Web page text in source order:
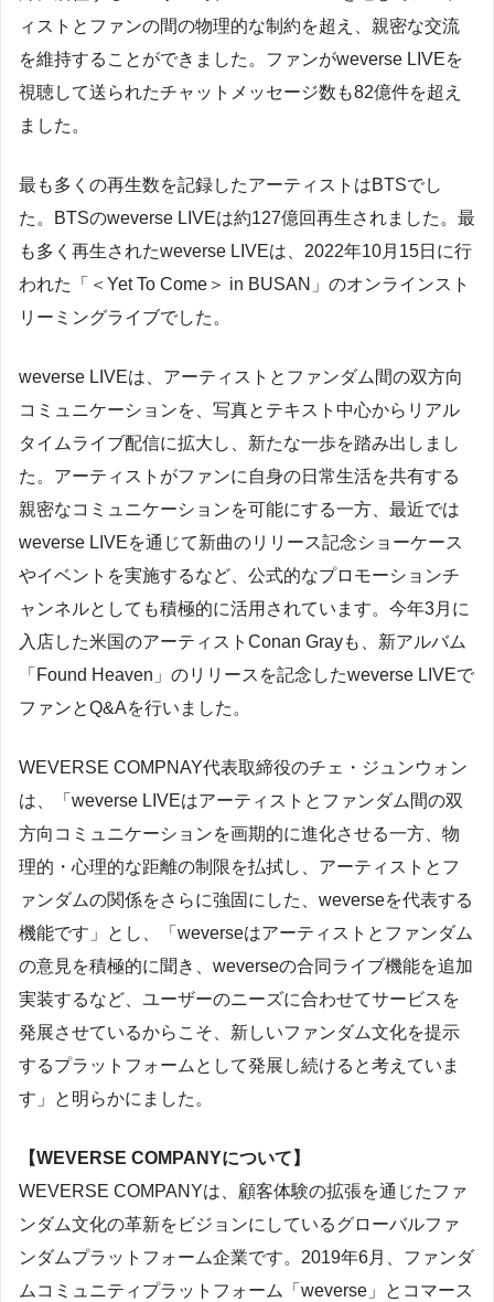
ィストとファンの間の物理的な制約を超え、親密な交流
を維持することができました。ファンがweverse LIVEを
視聴して送られたチャットメッセージ数も82億件を超え
ました。
最も多くの再生数を記録したアーティストはBTSでし
た。BTSのweverse LIVEは約127億回再生されました。最
も多く再生されたweverse LIVEは、2022年10月15日に行
われた「＜Yet To Come＞ in BUSAN」のオンラインスト
リーミングライブでした。
weverse LIVEは、アーティストとファンダム間の双方向
コミュニケーションを、写真とテキスト中心からリアル
タイムライブ配信に拡大し、新たな一歩を踏み出しまし
た。アーティストがファンに自身の日常生活を共有する
親密なコミュニケーションを可能にする一方、最近では
weverse LIVEを通じて新曲のリリース記念ショーケース
やイベントを実施するなど、公式的なプロモーションチ
ャンネルとしても積極的に活用されています。今年3月に
入店した米国のアーティストConan Grayも、新アルバム
「Found Heaven」のリリースを記念したweverse LIVEで
ファンとQ&Aを行いました。
WEVERSE COMPNAY代表取締役のチェ・ジュンウォン
は、「weverse LIVEはアーティストとファンダム間の双
方向コミュニケーションを画期的に進化させる一方、物
理的・心理的な距離の制限を払拭し、アーティストとフ
ァンダムの関係をさらに強固にした、weverseを代表する
機能です」とし、「weverseはアーティストとファンダム
の意見を積極的に聞き、weverseの合同ライブ機能を追加
実装するなど、ユーザーのニーズに合わせてサービスを
発展させているからこそ、新しいファンダム文化を提示
するプラットフォームとして発展し続けると考えていま
す」と明らかにました。
【WEVERSE COMPANYについて】
WEVERSE COMPANYは、顧客体験の拡張を通じたファ
ンダム文化の革新をビジョンにしているグローバルファ
ンダムプラットフォーム企業です。2019年6月、ファンダ
ムコミュニティプラットフォーム「weverse」とコマース